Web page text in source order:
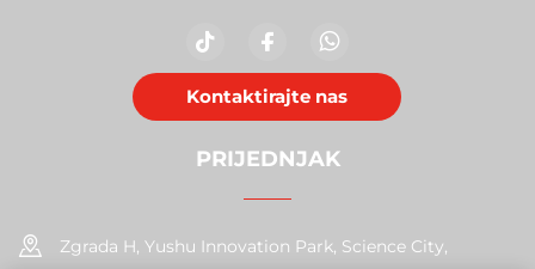
Kontaktirajte nas
PRIJEDNJAK
Zgrada H, Yushu Innovation Park, Science City,